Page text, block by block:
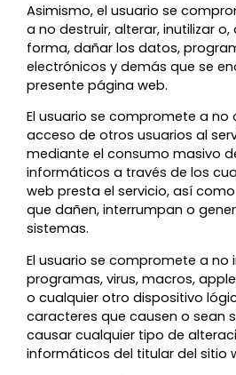
Asimismo, el usuario se
a no destruir, alterar, inutilizar
forma, dañar los datos,
electrónicos y demás que se
presente página web.
El usuario se compromete a no
acceso de otros usuarios al
mediante el consumo masivo
informáticos a través de los
web presta el servicio, así
que dañen, interrumpan o
sistemas.
El usuario se compromete a no
programas, virus, macros,
o cualquier otro dispositivo
caracteres que causen o sean
causar cualquier tipo de
informáticos del titular del sitio